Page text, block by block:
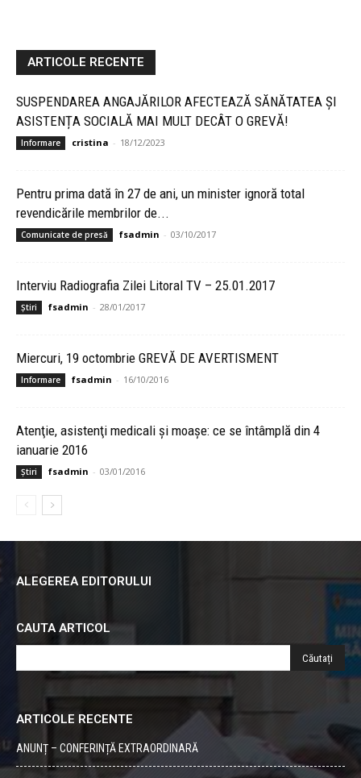
ARTICOLE RECENTE
SUSPENDAREA ANGAJĂRILOR AFECTEAZĂ SĂNĂTATEA ȘI
ASISTENȚA SOCIALĂ MAI MULT DECÂT O GREVĂ!
Informare cristina - 18/12/2023
Pentru prima dată în 27 de ani, un minister ignoră total
revendicările membrilor de...
Comunicate de presă fsadmin - 03/10/2017
Interviu Radiografia Zilei Litoral TV – 25.01.2017
Știri fsadmin - 28/01/2017
Miercuri, 19 octombrie GREVĂ DE AVERTISMENT
Informare fsadmin - 16/10/2016
Atenţie, asistenţi medicali şi moaşe: ce se întâmplă din 4
ianuarie 2016
Știri fsadmin - 03/01/2016
ALEGEREA EDITORULUI
CAUTA ARTICOL
ARTICOLE RECENTE
ANUNȚ – CONFERINȚĂ EXTRAORDINARĂ